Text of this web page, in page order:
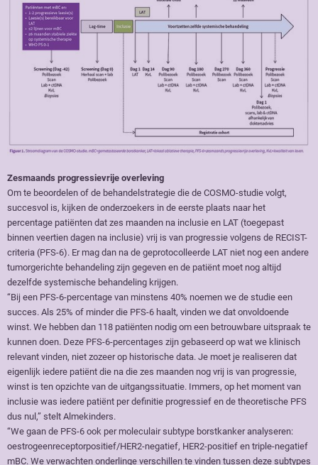
Zesmaands progressievrije overleving
Om te beoordelen of de behandelstrategie die de COSMO-studie volgt,
succesvol is, kijken de onderzoekers in de eerste plaats naar het
percentage patiënten dat zes maanden na inclusie en LAT (toegepast
binnen veertien dagen na inclusie) vrij is van progressie volgens de RECIST-
criteria (PFS-6). Er mag dan na de geprotocolleerde LAT niet nog een andere
tumorgerichte behandeling zijn gegeven en de patiënt moet nog altijd
dezelfde systemische behandeling krijgen.
“Bij een PFS-6-percentage van minstens 40% noemen we de studie een
succes. Als 25% of minder die PFS-6 haalt, vinden we dat onvoldoende
winst. We hebben dan 118 patiënten nodig om een betrouwbare uitspraak te
kunnen doen. Deze PFS-6-percentages zijn gebaseerd op wat we klinisch
relevant vinden, niet zozeer op historische data. Je moet je realiseren dat
eigenlijk iedere patiënt die na die zes maanden nog vrij is van progressie,
winst is ten opzichte van de uitgangssituatie. Immers, op het moment van
inclusie was iedere patiënt per definitie progressief en de theoretische PFS
dus nul,” stelt Almekinders.
“We gaan de PFS-6 ook per moleculair subtype borstkanker analyseren:
oestrogeenreceptorpositief/HER2-negatief, HER2-positief en triple-negatief
mBC. We verwachten onderlinge verschillen te vinden tussen deze subtypes